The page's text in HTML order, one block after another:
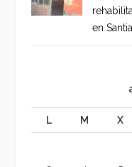
en
L M X